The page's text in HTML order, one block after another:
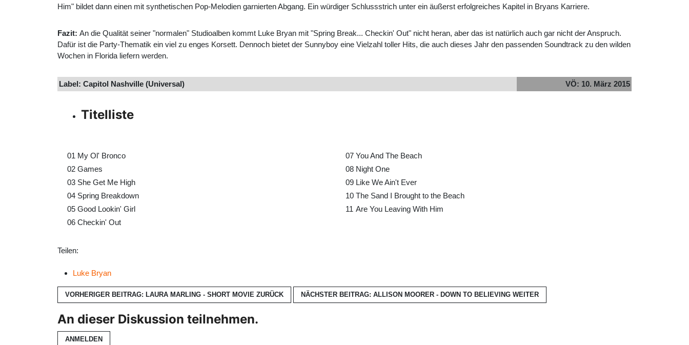
Him" bildet dann einen mit synthetischen Pop-Melodien garnierten Abgang. Ein würdiger Schlussstrich unter ein äußerst erfolgreiches Kapitel in Bryans Karriere.
Fazit: An die Qualität seiner "normalen" Studioalben kommt Luke Bryan mit "Spring Break... Checkin' Out" nicht heran, aber das ist natürlich auch gar nicht der Anspruch.
Dafür ist die Party-Thematik ein viel zu enges Korsett. Dennoch bietet der Sunnyboy eine Vielzahl toller Hits, die auch dieses Jahr den passenden Soundtrack zu den wilden
Wochen in Florida liefern werden.
Label: Capitol Nashville (Universal) VÖ: 10. März 2015
Titelliste
01 My Ol' Bronco 07 You And The Beach
02 Games 08 Night One
03 She Get Me High 09 Like We Ain't Ever
04 Spring Breakdown 10 The Sand I Brought to the Beach
05 Good Lookin' Girl 11 Are You Leaving With Him
06 Checkin' Out
Teilen:
Luke Bryan
VORHERIGER BEITRAG: LAURA MARLING - SHORT MOVIE ZURÜCK NÄCHSTER BEITRAG: ALLISON MOORER - DOWN TO BELIEVING WEITER
An dieser Diskussion teilnehmen.
ANMELDEN